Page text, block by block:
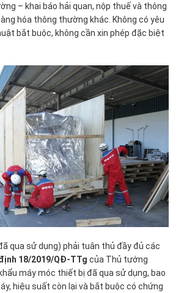
– khai báo hải quan, nộp thuế và thông
hóa thông thường khác. Không có yêu
bắt buộc, không cần xin phép đặc biệt
qua sử dụng) phải tuân thủ đầy đủ các
18/2019/QĐ-TTg của Thủ tướng
máy móc thiết bị đã qua sử dụng, bao
hiệu suất còn lại và bắt buộc có chứng